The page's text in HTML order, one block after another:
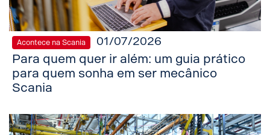
Acontece na Scania 01/07/2026
Para quem quer ir além: um guia prático
para quem sonha em ser mecânico
Scania